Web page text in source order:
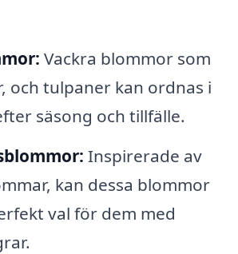
Vackra blommor som
och tulpaner kan ordnas i
säsong och tillfälle.
Inspirerade av
kan dessa blommor
val för dem med